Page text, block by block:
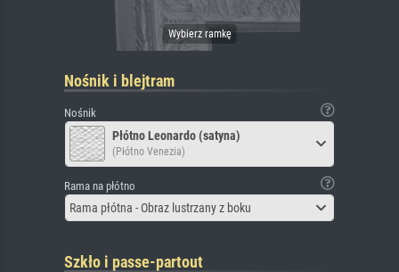
Nośnik i blejtram
Nośnik
Płótno Leonardo (satyna)
(Płótno Venezia)
Rama na płótno
Rama płótna - Obraz lustrzany z boku
Szkło i passe-partout